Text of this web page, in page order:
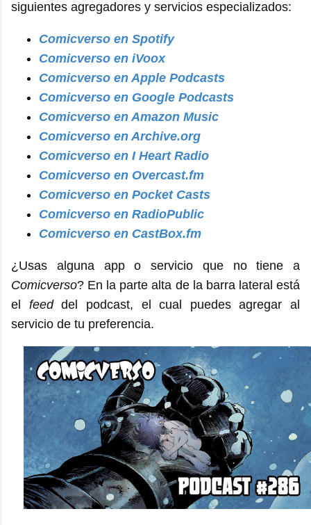
siguientes agregadores y servicios especializados:
Comicverso en Spotify
Comicverso en iVoox
Comicverso en Apple Podcasts
Comicverso en Google Podcasts
Comicverso en Amazon Music
Comicverso en Archive.org
Comicverso en I Heart Radio
Comicverso en Overcast.fm
Comicverso en Pocket Casts
Comicverso en RadioPublic
Comicverso en CastBox.fm
¿Usas alguna app o servicio que no tiene a
Comicverso? En la parte alta de la barra lateral está
el feeddel podcast, el cual puedes agregar al
servicio de tu preferencia.